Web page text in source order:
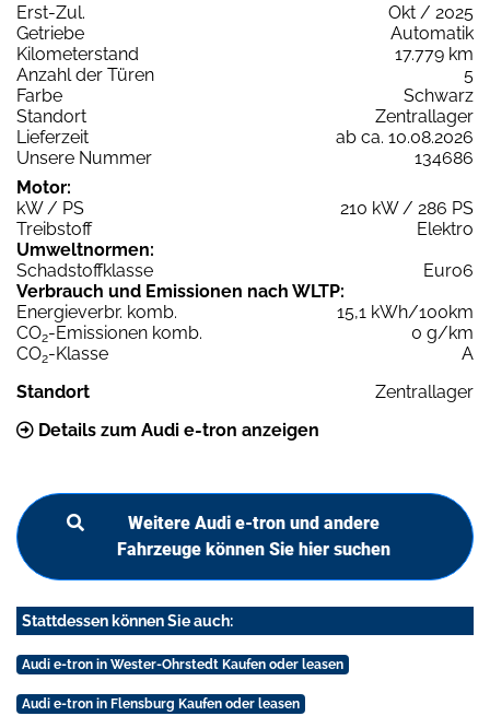
Erst-Zul.
Okt / 2025
Getriebe
Automatik
Kilometerstand
17.779 km
Anzahl der Türen
5
Farbe
Schwarz
Standort
Zentrallager
Lieferzeit
ab ca. 10.08.2026
Unsere Nummer
134686
Motor:
kW / PS
210 kW / 286 PS
Treibstoff
Elektro
Umweltnormen:
Schadstoffklasse
Euro6
Verbrauch und Emissionen nach WLTP:
Energieverbr. komb.
15,1 kWh/100km
CO2-Emissionen komb.
0 g/km
CO2-Klasse
A
Standort
Zentrallager
Details zum Audi e-tron anzeigen
Weitere Audi e-tron und andere
Fahrzeuge können Sie hier suchen
Stattdessen können Sie auch:
Audi e-tron in Wester-Ohrstedt Kaufen oder leasen
Audi e-tron in Flensburg Kaufen oder leasen